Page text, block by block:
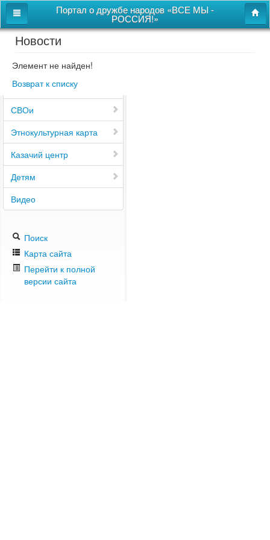
Портал о дружбе народов «ВСЕ МЫ -
РОССИЯ!»
Главная
Дом дружбы народов
Новости
СВОи
Этнокультурная карта
Казачий центр
Детям
Видео
Поиск
Карта сайта
Перейти к полной
версии сайта
Новости
Элемент не найден!
Возврат к списку